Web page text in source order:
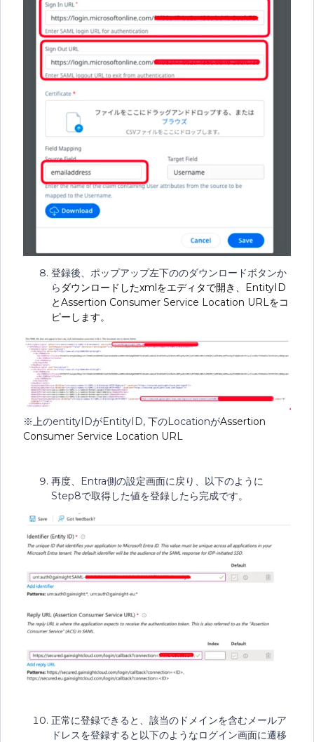
登録後、ポップアップ左下ののダウンロードボタンか
ら ダウンロードしたxmlをエディタで開き、EntityID
とAssertion Consumer Service Location URLをコ
ピーします。
※上のentityIDがEntityID, 下のLocationがAssertion
Consumer Service Location URL
再度、Entra側の設定画面に戻り、以下のように
Step8で取得した値を登録したら完成です。
正常に登録できると、該当のドメインを含むメールア
ドレスを登録すると以下のようなログイン画面に遷移